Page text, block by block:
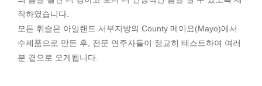
작하였습니다.
모든 휘슬은 아일랜드 서부지방의 County 메이요(Mayo)에서
수제품으로 만든 후, 전문 연주자들이 정교히 테스트하여 여러
분 곁으로 오게됩니다.